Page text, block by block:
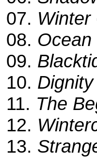
07. Winter
08. Ocean
09.
10. Dignity
11. The
12.
13.